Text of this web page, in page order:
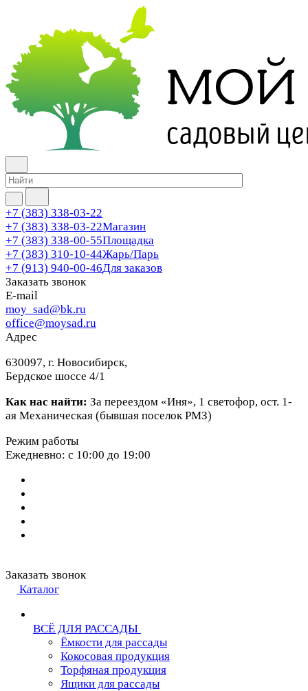
+7 (383) 338-03-22
+7 (383) 338-03-22Магазин
+7 (383) 338-00-55Площадка
+7 (383) 310-10-44Жарь/Парь
+7 (913) 940-00-46Для заказов
Заказать звонок
E-mail
moy_sad@bk.ru
office@moysad.ru
Адрес
630097, г. Новосибирск,
Бердское шоссе 4/1
Как нас найти: За переездом «Иня», 1 светофор, ост. 1-
ая Механическая (бывшая поселок РМЗ)
Режим работы
Ежедневно: с 10:00 до 19:00
Заказать звонок
Каталог
ВСЁ ДЛЯ РАССАДЫ
Ёмкости для рассады
Кокосовая продукция
Торфяная продукция
Ящики для рассады